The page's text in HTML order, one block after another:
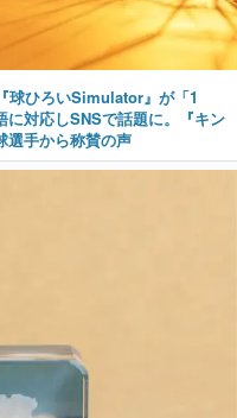
球ひろいSimulator』が「1
対応しSNSで話題に。『キン
選手から称賛の声